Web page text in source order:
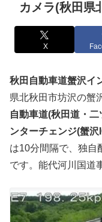
カメラ(秋田県
X
秋田自動車道蟹沢イ
県北秋田市坊沢の蟹
自動車道(秋田道・
ンターチェンジ(蟹沢
は10分間隔で、独自
です。能代河川国道